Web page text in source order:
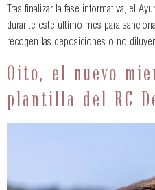
Tras finalizar la fase informativa, el
durante este último mes para
recogen las deposiciones o no
Oito, el nuevo
plantilla del RC